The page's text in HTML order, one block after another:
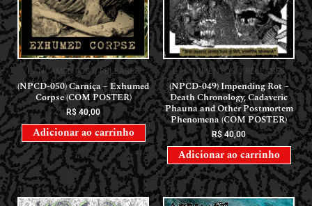
LANÇAMENTOS // RELEASES
(NPCD-050) Carniça – Exhumed
Corpse (COM POSTER)
R$40,00
Adicionar ao carrinho
LANÇAMENTOS // RELEASES
(NPCD-049) Impending Rot –
Death Chronology, Cadaveric
Phauna and Other Postmortem
Phenomena (COM POSTER)
R$40,00
Adicionar ao carrinho